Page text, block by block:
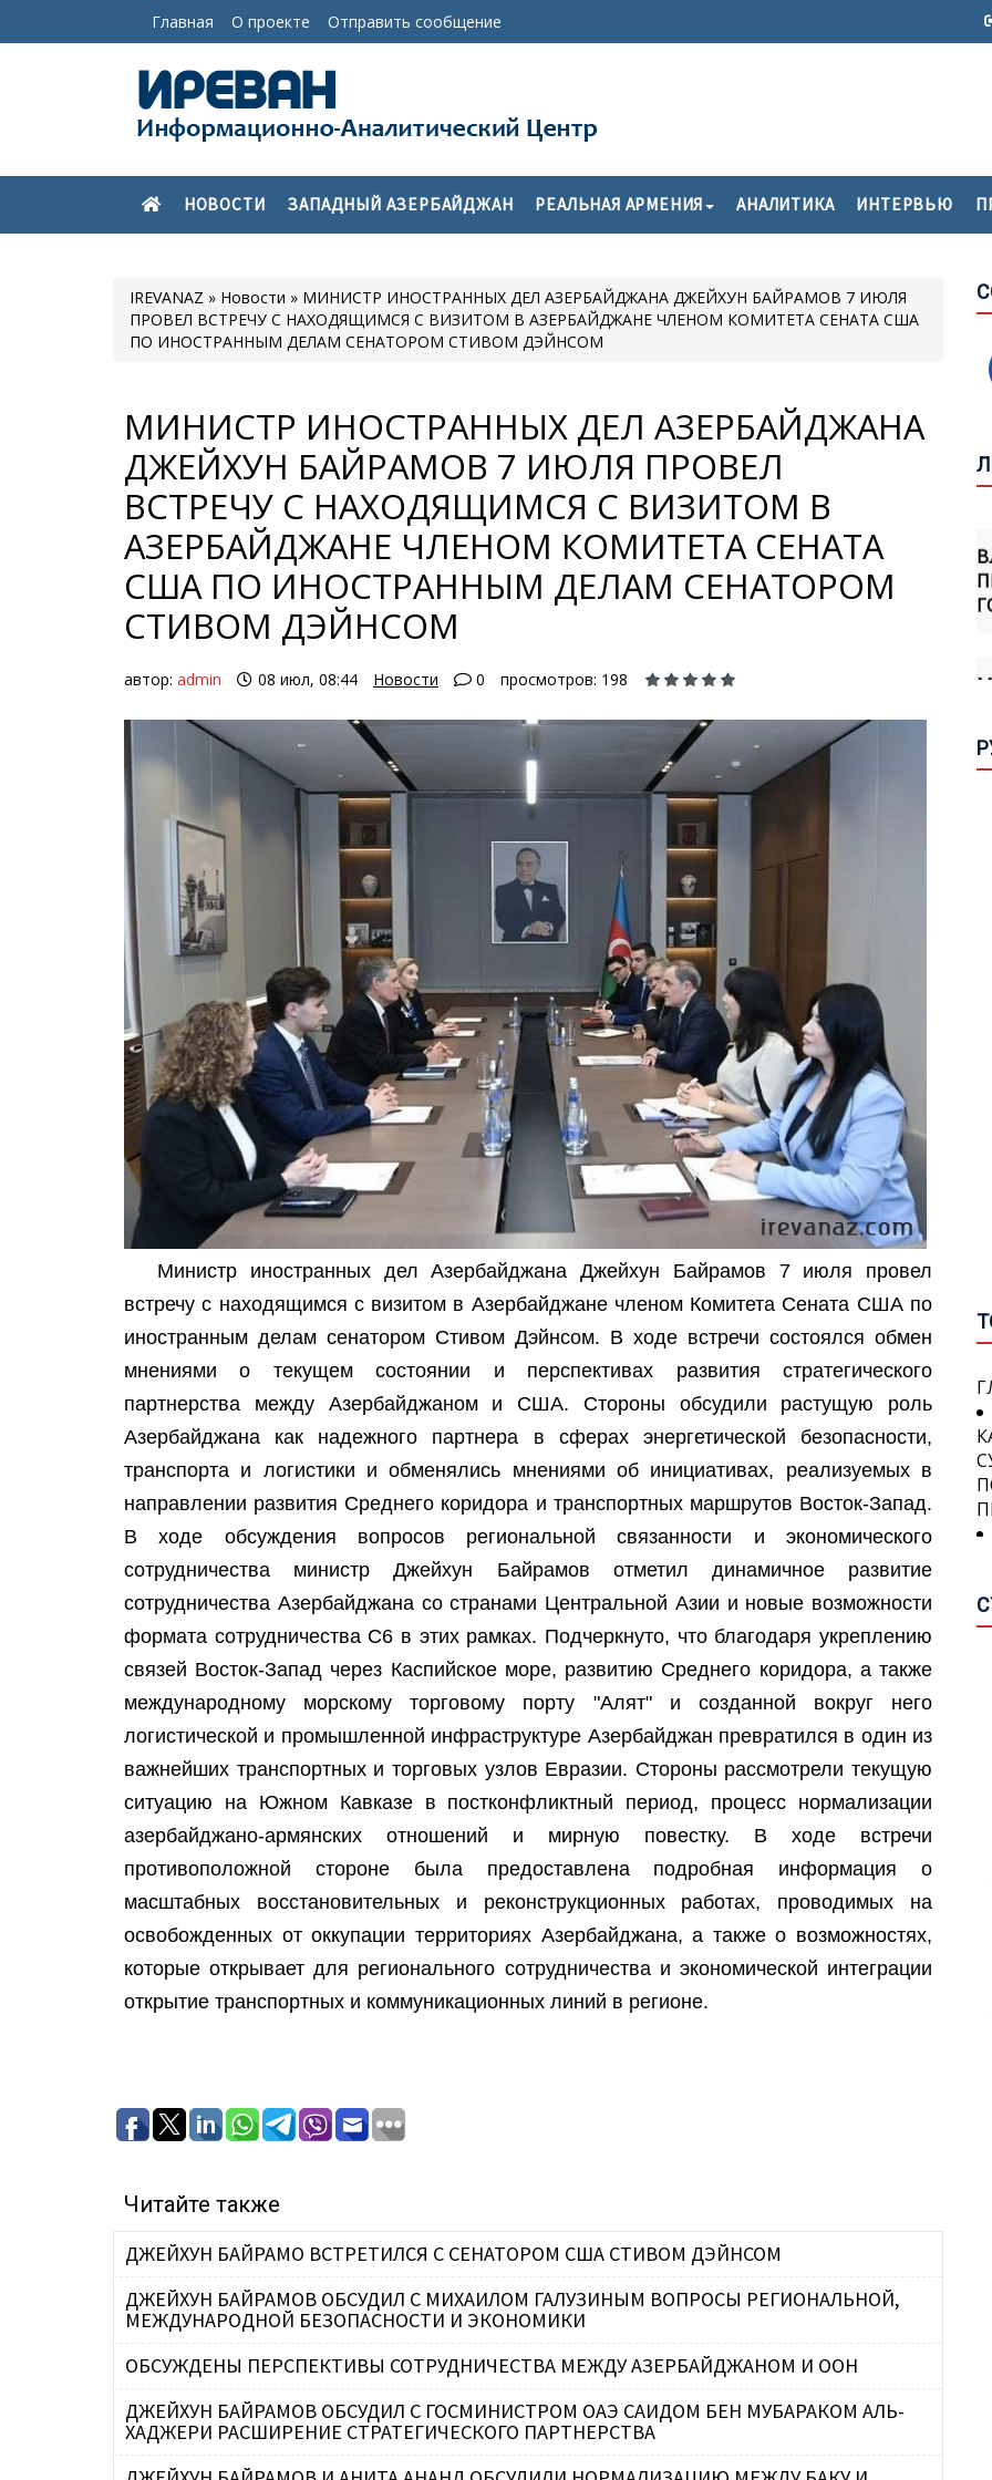
Главная О проекте Отправить сообщение
НОВОСТИ ЗАПАДНЫЙ АЗЕРБАЙДЖАН РЕАЛЬНАЯ АРМЕНИЯ АНАЛИТИКА ИНТЕРВЬЮ
IREVANAZ » Новости » МИНИСТР ИНОСТРАННЫХ ДЕЛ АЗЕРБАЙДЖАНА ДЖЕЙХУН БАЙРАМОВ 7 ИЮЛЯ
ПРОВЕЛ ВСТРЕЧУ С НАХОДЯЩИМСЯ С ВИЗИТОМ В АЗЕРБАЙДЖАНЕ ЧЛЕНОМ КОМИТЕТА СЕНАТА США
ПО ИНОСТРАННЫМ ДЕЛАМ СЕНАТОРОМ СТИВОМ ДЭЙНСОМ
МИНИСТР ИНОСТРАННЫХ ДЕЛ АЗЕРБАЙДЖАНА
ДЖЕЙХУН БАЙРАМОВ 7 ИЮЛЯ ПРОВЕЛ
ВСТРЕЧУ С НАХОДЯЩИМСЯ С ВИЗИТОМ В
АЗЕРБАЙДЖАНЕ ЧЛЕНОМ КОМИТЕТА СЕНАТА
США ПО ИНОСТРАННЫМ ДЕЛАМ СЕНАТОРОМ
СТИВОМ ДЭЙНСОМ
автор: admin 08 июл, 08:44 Новости 0 просмотров: 198
Министр иностранных дел Азербайджана Джейхун Байрамов 7 июля провел
встречу с находящимся с визитом в Азербайджане членом Комитета Сената США по
иностранным делам сенатором Стивом Дэйнсом. В ходе встречи состоялся обмен
мнениями о текущем состоянии и перспективах развития стратегического
партнерства между Азербайджаном и США. Стороны обсудили растущую роль
Азербайджана как надежного партнера в сферах энергетической безопасности,
транспорта и логистики и обменялись мнениями об инициативах, реализуемых в
направлении развития Среднего коридора и транспортных маршрутов Восток-Запад.
В ходе обсуждения вопросов региональной связанности и экономического
сотрудничества министр Джейхун Байрамов отметил динамичное развитие
сотрудничества Азербайджана со странами Центральной Азии и новые возможности
формата сотрудничества C6 в этих рамках. Подчеркнуто, что благодаря укреплению
связей Восток-Запад через Каспийское море, развитию Среднего коридора, а также
международному морскому торговому порту "Алят" и созданной вокруг него
логистической и промышленной инфраструктуре Азербайджан превратился в один из
важнейших транспортных и торговых узлов Евразии. Стороны рассмотрели текущую
ситуацию на Южном Кавказе в постконфликтный период, процесс нормализации
азербайджано-армянских отношений и мирную повестку. В ходе встречи
противоположной стороне была предоставлена подробная информация о
масштабных восстановительных и реконструкционных работах, проводимых на
освобожденных от оккупации территориях Азербайджана, а также о возможностях,
которые открывает для регионального сотрудничества и экономической интеграции
открытие транспортных и коммуникационных линий в регионе.
Читайте также
ДЖЕЙХУН БАЙРАМО ВСТРЕТИЛСЯ С СЕНАТОРОМ США СТИВОМ ДЭЙНСОМ
ДЖЕЙХУН БАЙРАМОВ ОБСУДИЛ С МИХАИЛОМ ГАЛУЗИНЫМ ВОПРОСЫ РЕГИОНАЛЬНОЙ,
МЕЖДУНАРОДНОЙ БЕЗОПАСНОСТИ И ЭКОНОМИКИ
ОБСУЖДЕНЫ ПЕРСПЕКТИВЫ СОТРУДНИЧЕСТВА МЕЖДУ АЗЕРБАЙДЖАНОМ И ООН
ДЖЕЙХУН БАЙРАМОВ ОБСУДИЛ С ГОСМИНИСТРОМ ОАЭ САИДОМ БЕН МУБАРАКОМ АЛЬ-
ХАДЖЕРИ РАСШИРЕНИЕ СТРАТЕГИЧЕСКОГО ПАРТНЕРСТВА